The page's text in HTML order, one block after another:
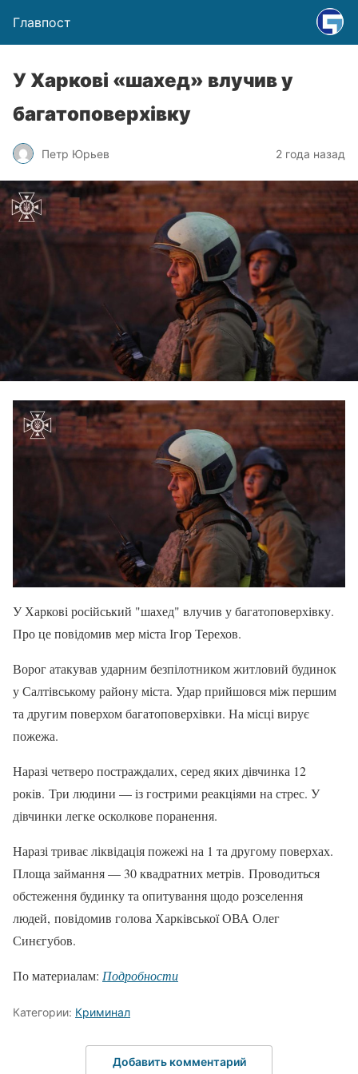
Главпост
У Харкові «шахед» влучив у
багатоповерхівку
Петр Юрьев 2 года назад
У Харкові російський "шахед" влучив у багатоповерхівку.
Про це повідомив мер міста Ігор Терехов.
Ворог атакував ударним безпілотником житловий будинок
у Салтівському району міста. Удар прийшовся між першим
та другим поверхом багатоповерхівки. На місці вирує
пожежа.
Наразі четверо постраждалих, серед яких дівчинка 12
років. Три людини — із гострими реакціями на стрес. У
дівчинки легке осколкове поранення.
Наразі триває ліквідація пожежі на 1 та другому поверхах.
Площа займання — 30 квадратних метрів. Проводиться
обстеження будинку та опитування щодо розселення
людей, повідомив голова Харківської ОВА Олег
Синєгубов.
По материалам: Подробности
Категории: Криминал
Добавить комментарий